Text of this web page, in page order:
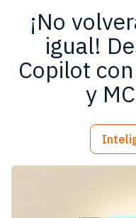
¡No
igual!
Copilot
y